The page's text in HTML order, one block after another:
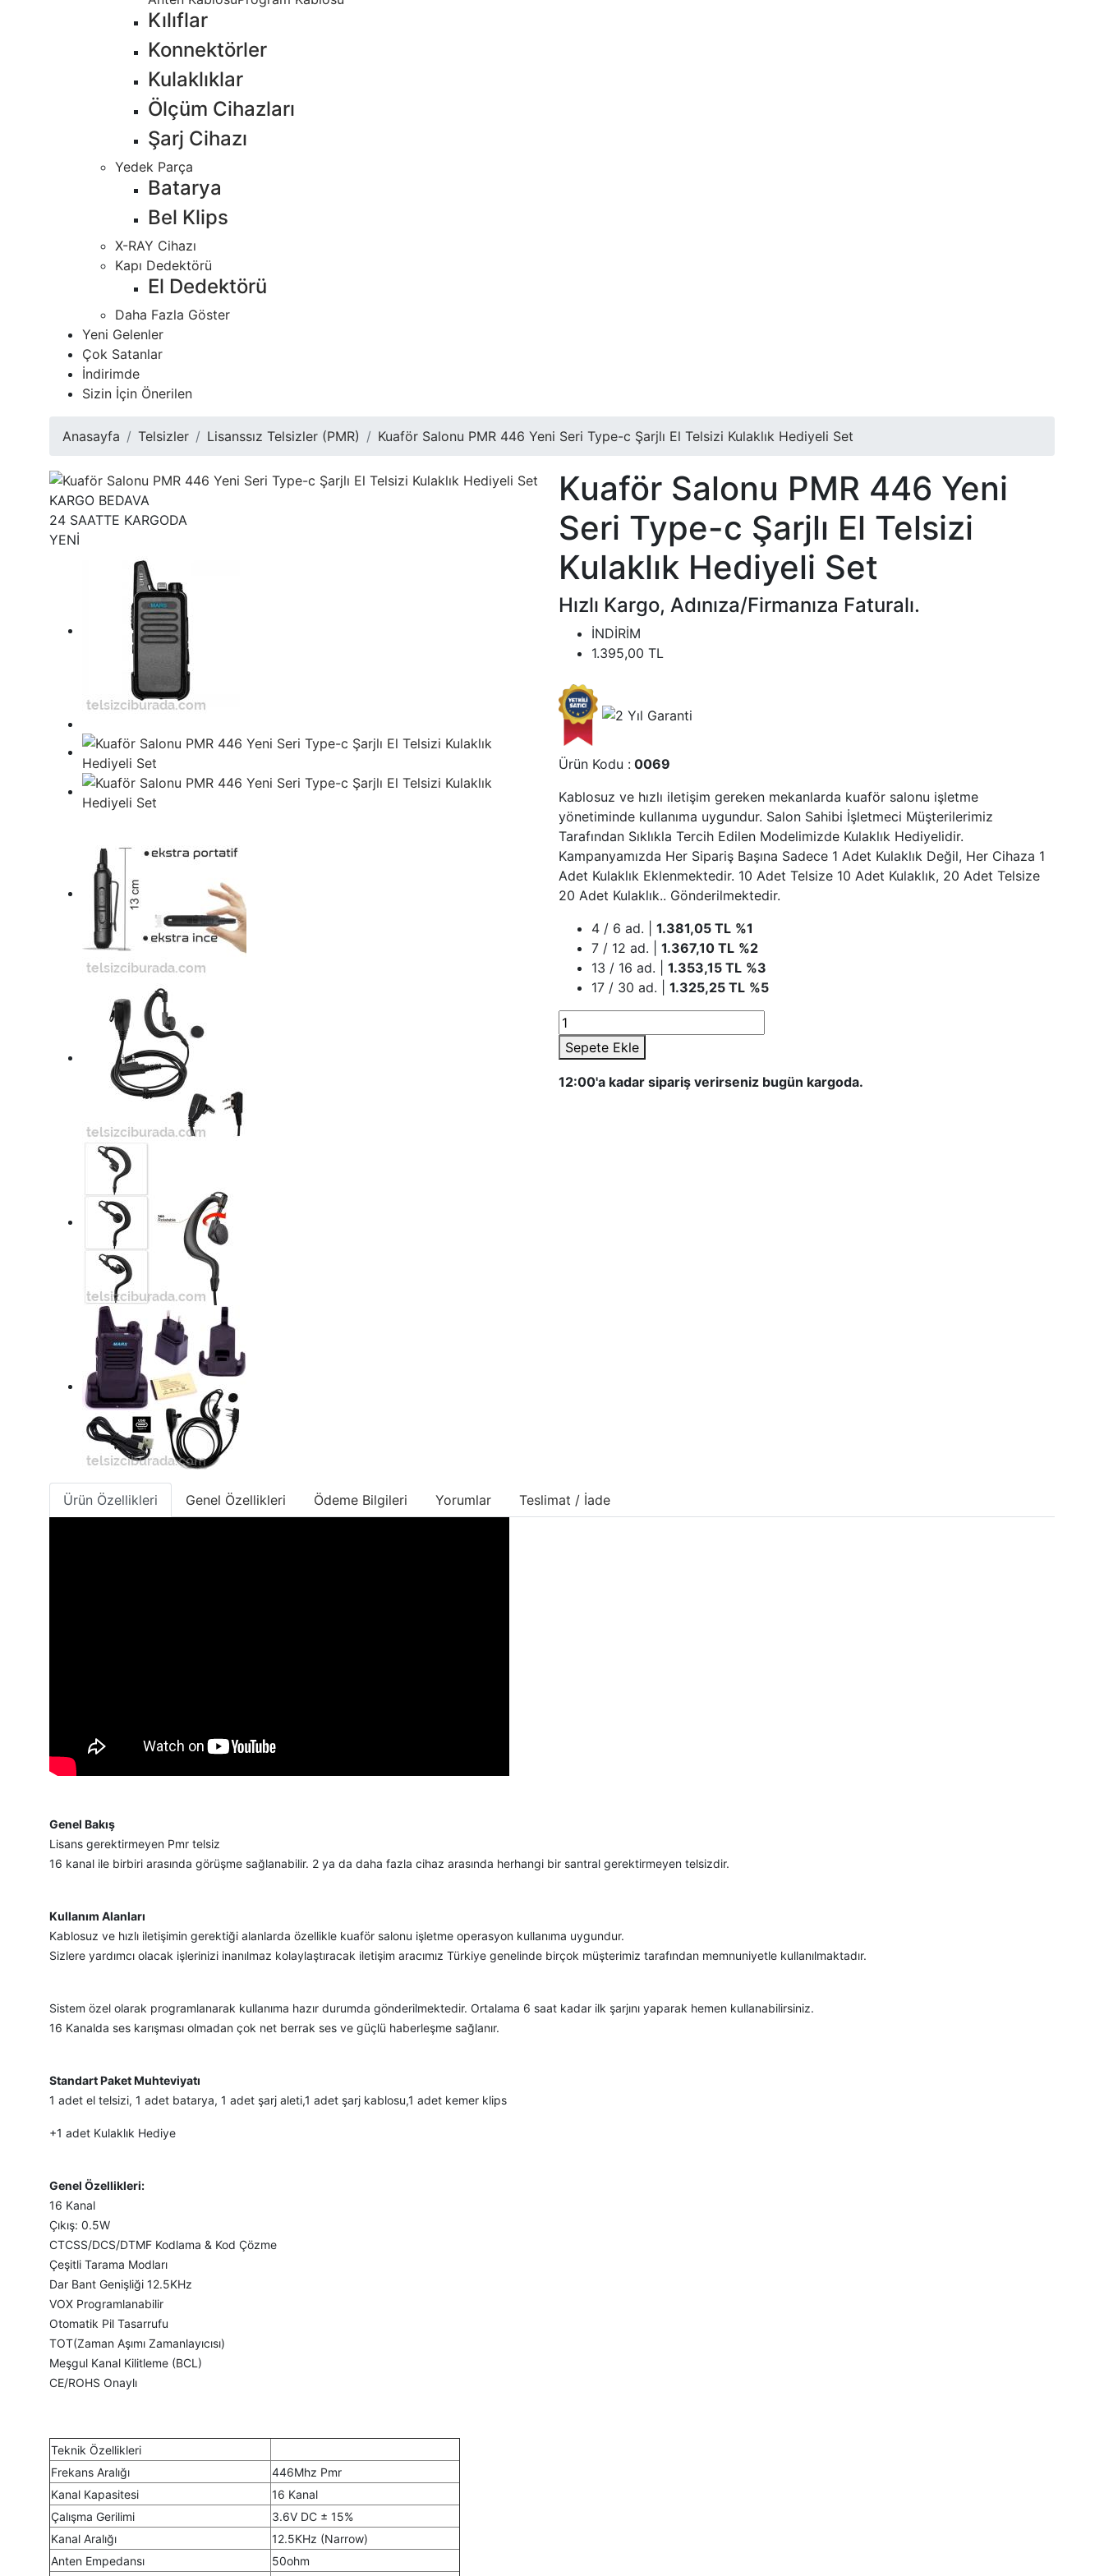
Kılıflar
Konnektörler
Kulaklıklar
Ölçüm Cihazları
Şarj Cihazı
Yedek Parça
Batarya
Bel Klips
X-RAY Cihazı
Kapı Dedektörü
El Dedektörü
Daha Fazla Göster
Yeni Gelenler
Çok Satanlar
İndirimde
Sizin İçin Önerilen
Anasayfa Telsizler Lisanssız Telsizler (PMR) Kuaför Salonu PMR 446 Yeni Seri Type-c Şarjlı El Telsizi Kulaklık Hediyeli Set
KARGO BEDAVA
24 SAATTE KARGODA
YENİ
Kuaför Salonu PMR 446 Yeni
Seri Type-c Şarjlı El Telsizi
Kulaklık Hediyeli Set
Hızlı Kargo, Adınıza/Firmanıza Faturalı.
İNDİRİM
1.395,00 TL
Ürün Kodu : 0069
Kablosuz ve hızlı iletişim gereken mekanlarda kuaför salonu işletme
yönetiminde kullanıma uygundur. Salon Sahibi İşletmeci Müşterilerimiz
Tarafından Sıklıkla Tercih Edilen Modelimizde Kulaklık Hediyelidir.
Kampanyamızda Her Sipariş Başına Sadece 1 Adet Kulaklık Değil, Her Cihaza 1
Adet Kulaklık Eklenmektedir. 10 Adet Telsize 10 Adet Kulaklık, 20 Adet Telsize
20 Adet Kulaklık.. Gönderilmektedir.
4 / 6 ad. | 1.381,05 TL %1
7 / 12 ad. | 1.367,10 TL %2
13 / 16 ad. | 1.353,15 TL %3
17 / 30 ad. | 1.325,25 TL %5
Sepete Ekle
12:00'a kadar sipariş verirseniz bugün kargoda.
Ürün Özellikleri Genel Özellikleri Ödeme Bilgileri Yorumlar Teslimat / İade
Genel Bakış
Lisans gerektirmeyen Pmr telsiz
16 kanal ile birbiri arasında görüşme sağlanabilir. 2 ya da daha fazla cihaz arasında herhangi bir santral gerektirmeyen telsizdir.
Kullanım Alanları
Kablosuz ve hızlı iletişimin gerektiği alanlarda özellikle kuaför salonu işletme operasyon kullanıma uygundur.
Sizlere yardımcı olacak işlerinizi inanılmaz kolaylaştıracak iletişim aracımız Türkiye genelinde birçok müşterimiz tarafından memnuniyetle kullanılmaktadır.
Sistem özel olarak programlanarak kullanıma hazır durumda gönderilmektedir. Ortalama 6 saat kadar ilk şarjını yaparak hemen kullanabilirsiniz.
16 Kanalda ses karışması olmadan çok net berrak ses ve güçlü haberleşme sağlanır.
Standart Paket Muhteviyatı
1 adet el telsizi, 1 adet batarya, 1 adet şarj aleti,1 adet şarj kablosu,1 adet kemer klips
+1 adet Kulaklık Hediye
Genel Özellikleri:
16 Kanal
Çıkış: 0.5W
CTCSS/DCS/DTMF Kodlama & Kod Çözme
Çeşitli Tarama Modları
Dar Bant Genişliği 12.5KHz
VOX Programlanabilir
Otomatik Pil Tasarrufu
TOT(Zaman Aşımı Zamanlayıcısı)
Meşgul Kanal Kilitleme (BCL)
CE/ROHS Onaylı
Teknik Özellikleri
Frekans Aralığı
446Mhz Pmr
Kanal Kapasitesi
16 Kanal
Çalışma Gerilimi
3.6V DC ± 15%
Kanal Aralığı
12.5KHz (Narrow)
Anten Empedansı
50ohm